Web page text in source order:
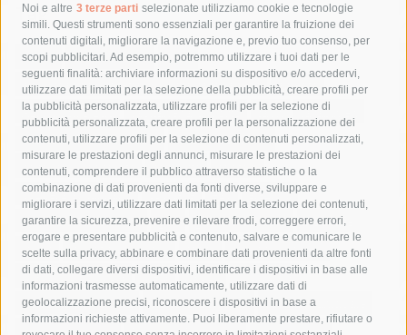
Noi e altre 3 terze parti selezionate utilizziamo cookie e tecnologie
simili. Questi strumenti sono essenziali per garantire la fruizione dei
contenuti digitali, migliorare la navigazione e, previo tuo consenso, per
scopi pubblicitari. Ad esempio, potremmo utilizzare i tuoi dati per le
seguenti finalità: archiviare informazioni su dispositivo e/o accedervi,
utilizzare dati limitati per la selezione della pubblicità, creare profili per
la pubblicità personalizzata, utilizzare profili per la selezione di
pubblicità personalizzata, creare profili per la personalizzazione dei
contenuti, utilizzare profili per la selezione di contenuti personalizzati,
misurare le prestazioni degli annunci, misurare le prestazioni dei
contenuti, comprendere il pubblico attraverso statistiche o la
combinazione di dati provenienti da fonti diverse, sviluppare e
migliorare i servizi, utilizzare dati limitati per la selezione dei contenuti,
garantire la sicurezza, prevenire e rilevare frodi, correggere errori,
erogare e presentare pubblicità e contenuto, salvare e comunicare le
scelte sulla privacy, abbinare e combinare dati provenienti da altre fonti
di dati, collegare diversi dispositivi, identificare i dispositivi in base alle
informazioni trasmesse automaticamente, utilizzare dati di
geolocalizzazione precisi, riconoscere i dispositivi in base a
informazioni richieste attivamente. Puoi liberamente prestare, rifiutare o
Tag
acqua allerta meteo
anas
area marina protetta di punta campanella
arresto
Asl Napoli 3 sud
capitaneria di porto capri
carabinieri
castellammare di stabia
circumvesuviana
comune di sorrento
concerto
contagi
costiera amalfitana
covid-19 eav
elezioni
fondazione sorrento
gori guardia costiera
incidente
lavori
lorenzo balducelli mare
massa lubrense
massimo coppola
Meta napoli
ordinanza
penisola sorrentina
piano di sorrento
polizia municipale
protezione civile
Regione Campania sant'agnello